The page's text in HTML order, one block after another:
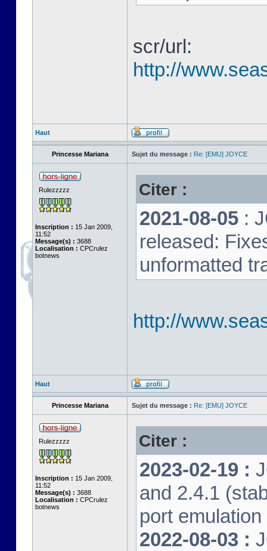
scr/url:
http://
Haut
Princesse Mariana Sujet du message : Re: [EMU] JOYCE
Rulezzzzz
Inscription : 15 Jan 2009,
11:52
Message(s) : 3688
Localisation : CPCrulez
botnews
Citer :
2021-08-05 :
released:
unformatted
http://
Haut
Princesse Mariana Sujet du message : Re: [EMU] JOYCE
Rulezzzzz
Inscription : 15 Jan 2009,
11:52
Message(s) : 3688
Localisation : CPCrulez
botnews
Citer :
2023-02-19 :
and 2.4.1
port
2022-08-03 :